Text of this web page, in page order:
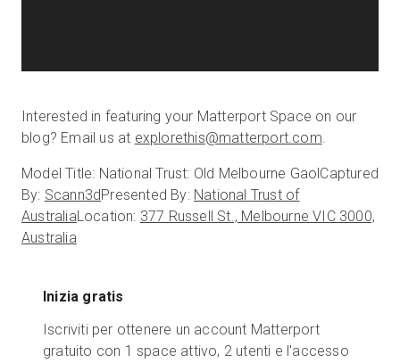
Interested in featuring your Matterport Space on our
blog? Email us at explorethis@matterport.com.
Model Title: National Trust: Old Melbourne GaolCaptured
By: Scann3dPresented By: National Trust of
AustraliaLocation: 377 Russell St., Melbourne VIC 3000,
Australia
Inizia gratis
Iscriviti per ottenere un account Matterport
gratuito con 1 space attivo, 2 utenti e l'accesso